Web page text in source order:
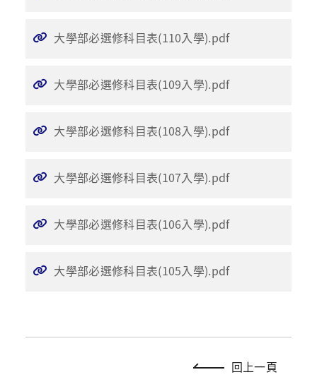
大學部必選修科目表(110入學).pdf
大學部必選修科目表(109入學).pdf
大學部必選修科目表(108入學).pdf
大學部必選修科目表(107入學).pdf
大學部必選修科目表(106入學).pdf
大學部必選修科目表(105入學).pdf
回上一頁